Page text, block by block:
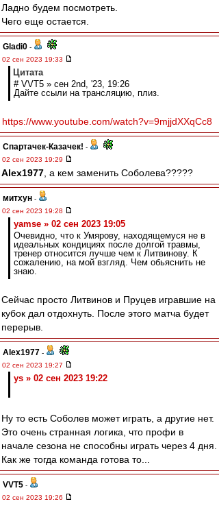
Ладно будем посмотреть.
Чего еще остается.
Gladi0 -
02 сен 2023 19:33
Цитата
# VVT5 » сен 2nd, '23, 19:26
Дайте ссыли на трансляцию, плиз.
https://www.youtube.com/watch?v=9mjjdXXqCc8
Спартачек-Казачек! -
02 сен 2023 19:29
Alex1977 , а кем заменить Соболева?????
митхун -
02 сен 2023 19:28
yamse » 02 сен 2023 19:05
Очевидно, что к Умярову, находящемуся не в
идеальных кондициях после долгой травмы,
тренер относится лучше чем к Литвинову. К
сожалению, на мой взгляд. Чем обьяснить не
знаю.
Сейчас просто Литвинов и Пруцев игравшие на
кубок дал отдохнуть. После этого матча будет
перерыв.
Alex1977 -
02 сен 2023 19:27
ys » 02 сен 2023 19:22
Ну то есть Соболев может играть, а другие нет.
Это очень странная логика, что профи в
начале сезона не способны играть через 4 дня.
Как же тогда команда готова то...
VVT5 -
02 сен 2023 19:26